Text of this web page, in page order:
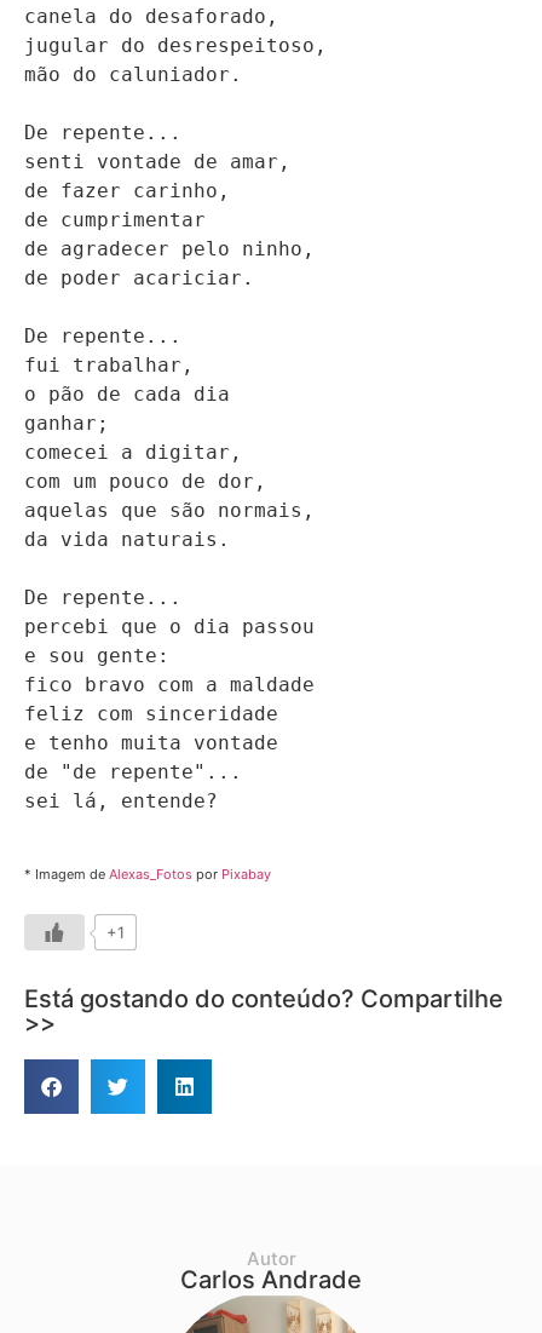
canela do desaforado,
jugular do desrespeitoso,
mão do caluniador.
De repente...
senti vontade de amar,
de fazer carinho,
de cumprimentar
de agradecer pelo ninho,
de poder acariciar.
De repente...
fui trabalhar,
o pão de cada dia
ganhar;
comecei a digitar,
com um pouco de dor,
aquelas que são normais,
da vida naturais.
De repente...
percebi que o dia passou
e sou gente:
fico bravo com a maldade
feliz com sinceridade
e tenho muita vontade
de "de repente"...
sei lá, entende?
* Imagem de Alexas_Fotos por Pixabay
+1
Está gostando do conteúdo? Compartilhe
>>
Autor
Carlos Andrade